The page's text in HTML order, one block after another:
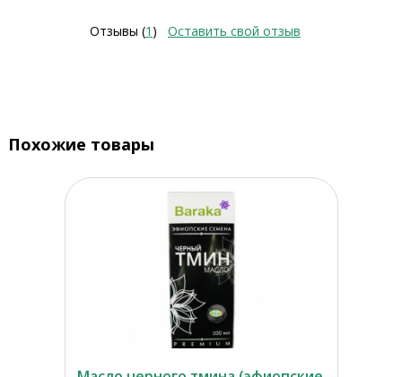
Отзывы (1 ) Оставить свой отзыв
Похожие товары